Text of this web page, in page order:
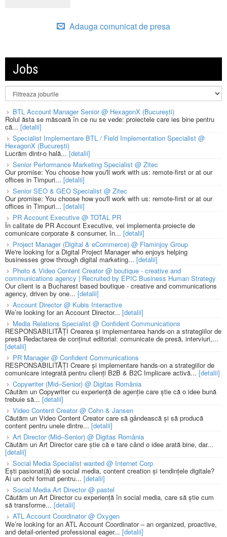
Adauga comunicat de presa
Jobs
BTL Account Manager Senior @ HexagonX (București)
Rolul ăsta se măsoară în ce nu se vede: proiectele care ies bine pentru
că... [detalii]
Specialist Implementare BTL / Field Implementation Specialist @
HexagonX (București)
Lucrăm dintr-o hală... [detalii]
Senior Performance Marketing Specialist @ Zitec
Our promise: You choose how you'll work with us: remote-first or at our
offices in Timpuri... [detalii]
Senior SEO & GEO Specialist @ Zitec
Our promise: You choose how you'll work with us: remote-first or at our
offices in Timpuri... [detalii]
PR Account Executive @ TOTAL PR
În calitate de PR Account Executive, vei implementa proiecte de
comunicare corporate & consumer, în... [detalii]
Project Manager (Digital & eCommerce) @ Flaminjoy Group
We're looking for a Digital Project Manager who enjoys helping
businesses grow through digital marketing... [detalii]
Photo & Video Content Creator @ boutique - creative and
communications agency | Recruited by EPIC Business Human Strategy
Our client is a Bucharest based boutique - creative and communications
agency, driven by one... [detalii]
Account Director @ Kubis Interactive
We’re looking for an Account Director... [detalii]
Media Relations Specialist @ Confident Communications
RESPONSABILITĂȚI Crearea și implementarea hands-on a strategiilor de
presă Redactarea de conținut editorial: comunicate de presă, interviuri,...
[detalii]
PR Manager @ Confident Communications
RESPONSABILITĂȚI Creare și implementare hands-on a strategiilor de
comunicare integrată pentru clienți B2B & B2C Implicare activă... [detalii]
Copywriter (Mid–Senior) @ Digitas România
Căutăm un Copywriter cu experiență de agenție care știe că o idee bună
trebuie să... [detalii]
Video Content Creator @ Cohn & Jansen
Căutăm un Video Content Creator care să gândească și să producă
content pentru unele dintre... [detalii]
Art Director (Mid–Senior) @ Digitas România
Căutăm un Art Director care știe că e tare când o idee arată bine, dar...
[detalii]
Social Media Specialist wanted @ Internet Corp
Ești pasionat(ă) de social media, content creation și tendințele digitale?
Ai un ochi format pentru... [detalii]
Social Media Art Director @ pastel
Căutăm un Art Director cu experiență în social media, care să știe cum
să transforme... [detalii]
ATL Account Coordinator @ Oxygen
We’re looking for an ATL Account Coordinator – an organized, proactive,
and detail-oriented professional eager... [detalii]